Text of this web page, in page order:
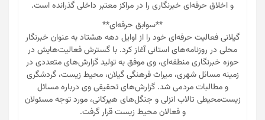
و اخلاق حرفه‌ای خبرنگاری را در مراکز معتبر داخلی گذرانده است.
**سوابق حرفه‌ای**
گیلانی فعالیت حرفه‌ای خود را از اوایل دهه هشتاد به عنوان خبرنگار
محلی در روزنامه‌های استانی آغاز کرد. با گسترش فعالیت‌هایش در
حوزه خبرنگاری منطقه‌ای، وی موفق به تولید گزارش‌های متعددی در
زمینه مسائل شهری، میراث فرهنگی گیلان، محیط زیست، گردشگری
و مطالبات مردمی شد. گزارش‌های تحقیقی وی درباره مسائل
زیست‌محیطی تالاب انزلی و جنگل‌های هیرکانی، مورد توجه مسئولان
و فعالان محیط زیست قرار گرفت.